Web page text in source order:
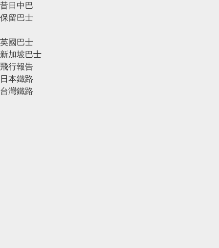
昔日中巴
保留巴士
英國巴士
新加坡巴士
飛行報告
日本鐵路
台灣鐵路